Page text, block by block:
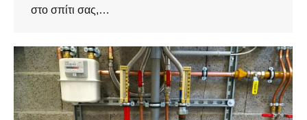
στο σπίτι σας,…